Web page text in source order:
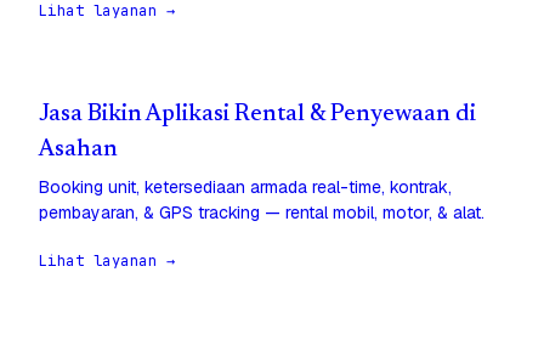
Lihat layanan →
Jasa Bikin Aplikasi Rental & Penyewaan di
Asahan
Booking unit, ketersediaan armada real-time, kontrak,
pembayaran, & GPS tracking — rental mobil, motor, & alat.
Lihat layanan →